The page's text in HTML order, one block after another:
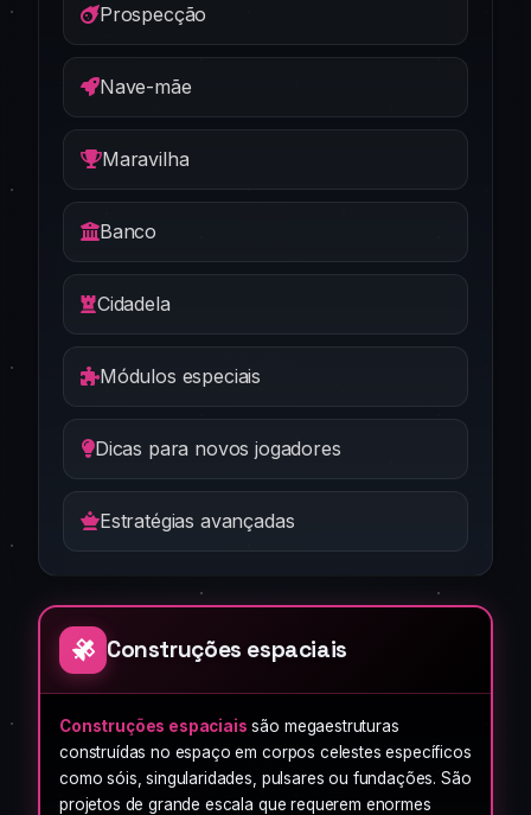
Prospecção
Nave-mãe
Maravilha
Banco
Cidadela
Módulos especiais
Dicas para novos jogadores
Estratégias avançadas
Construções espaciais
Construções espaciais são megaestruturas
construídas no espaço em corpos celestes específicos
como sóis, singularidades, pulsares ou fundações. São
projetos de grande escala que requerem enormes